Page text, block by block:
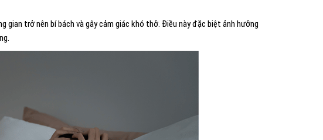
gian trở nên bí bách và gây cảm giác khó thở. Điều này đặc biệt ảnh hưởng